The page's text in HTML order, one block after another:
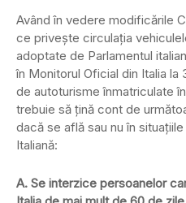
Având în vedere modificările
ce priveşte circulaţia
adoptate de Parlamentul
în Monitorul Oficial din Italia
de autoturisme înmatriculate
trebuie să ţină cont de
dacă se află sau nu în
Italiană:
A. Se interzice persoanelor